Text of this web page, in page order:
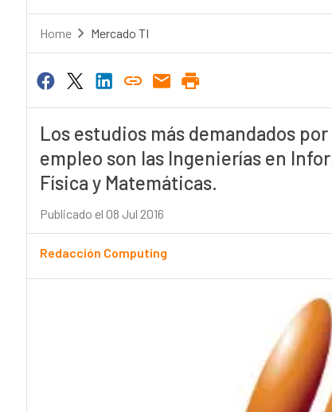
Home Mercado TI
Los estudios más demandados
empleo son las Ingenierías en
Física y Matemáticas.
Publicado el 08 Jul 2016
Redacción Computing